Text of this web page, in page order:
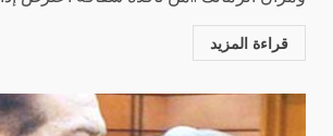
قراءة المزيد